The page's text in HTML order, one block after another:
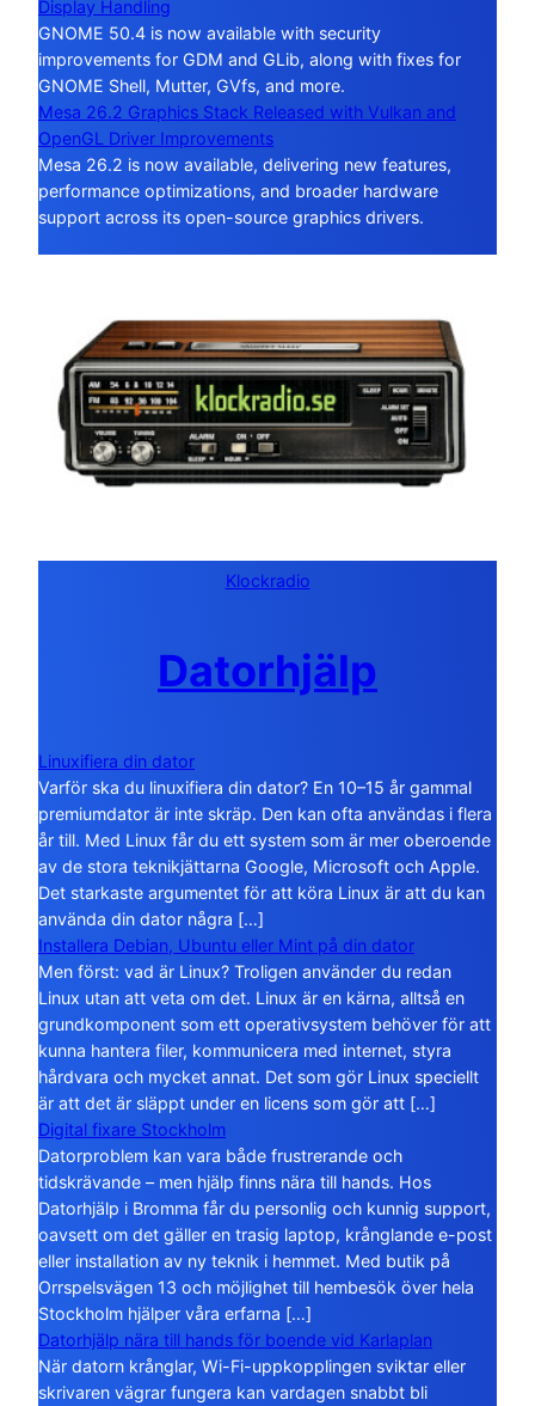
Display Handling
GNOME 50.4 is now available with security
improvements for GDM and GLib, along with fixes for
GNOME Shell, Mutter, GVfs, and more.
Mesa 26.2 Graphics Stack Released with Vulkan and
OpenGL Driver Improvements
Mesa 26.2 is now available, delivering new features,
performance optimizations, and broader hardware
support across its open-source graphics drivers.
Klockradio
Datorhjälp
Linuxifiera din dator
Varför ska du linuxifiera din dator? En 10–15 år gammal
premiumdator är inte skräp. Den kan ofta användas i flera
år till. Med Linux får du ett system som är mer oberoende
av de stora teknikjättarna Google, Microsoft och Apple.
Det starkaste argumentet för att köra Linux är att du kan
använda din dator några […]
Installera Debian, Ubuntu eller Mint på din dator
Men först: vad är Linux? Troligen använder du redan
Linux utan att veta om det. Linux är en kärna, alltså en
grundkomponent som ett operativsystem behöver för att
kunna hantera filer, kommunicera med internet, styra
hårdvara och mycket annat. Det som gör Linux speciellt
är att det är släppt under en licens som gör att […]
Digital fixare Stockholm
Datorproblem kan vara både frustrerande och
tidskrävande – men hjälp finns nära till hands. Hos
Datorhjälp i Bromma får du personlig och kunnig support,
oavsett om det gäller en trasig laptop, krånglande e-post
eller installation av ny teknik i hemmet. Med butik på
Orrspelsvägen 13 och möjlighet till hembesök över hela
Stockholm hjälper våra erfarna […]
Datorhjälp nära till hands för boende vid Karlaplan
När datorn krånglar, Wi-Fi-uppkopplingen sviktar eller
skrivaren vägrar fungera kan vardagen snabbt bli